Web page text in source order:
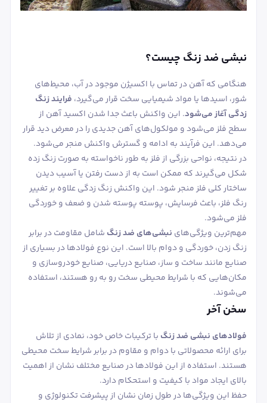
نبشی ضد زنگ چیست؟
هنگامی که آهن در تماس با اکسیژن موجود در آب، محیط‌های
شور، اسیدها یا مواد شیمیایی سخت قرار می‌گیرد، فرایند زنگ
زدگی آغاز می‌شود. این واکنش باعث جدا شدن اکسید آهن از
سطح فلز می‌شود و مولکول‌های آهن جدیدی را در معرض دید قرار
می‌دهد. این فرآیند به ادامه و گسترش واکنش منجر می‌شود.
در نتیجه، نواحی بزرگی از فلز به طور ناخواسته به صورت زنگ ‌زده
شکل می‌گیرند که ممکن است به از دست رفتن یا آسیب دیدن
ساختار کلی فلز منجر شود. این واکنش زنگ زدگی علاوه بر تغییر
رنگ فلز، باعث فرسایش، پوسته ‌پوسته شدن و ضعف و خوردگی
فلز می‌شود.
مهم‌ترین ویژگی‌های نبشی‌های ضد زنگ شامل مقاومت در برابر
زنگ زدن، خوردگی و دوام بالا است. این نوع فولاد‌ها در بسیاری از
صنایع مانند ساخت و ساز، صنایع دریایی، صنایع خودروسازی و
مکان‌هایی که با شرایط محیطی سخت رو به ‌رو هستند، استفاده
می‌شوند.
سخن آخر
فولادهای نبشی ضد زنگ با ترکیبات خاص خود، نمادی از تلاش
برای ارائه محصولاتی با دوام و مقاوم در برابر شرایط سخت محیطی
هستند. استفاده از این فولادها در صنایع مختلف نشان از اهمیت
بالای ایجاد مواد با کیفیت و استحکام دارد.
حفظ این ویژگی‌ها در طول زمان نشان از پیشرفت تکنولوژی و